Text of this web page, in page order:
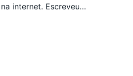
internet. Escreveu…